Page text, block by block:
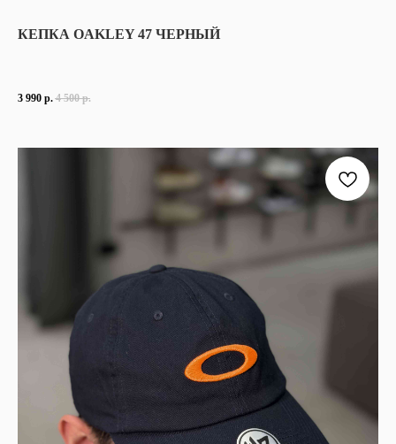
КЕПКА OAKLEY 47 ЧЕРНЫЙ
3 990 р. 4 500 р.